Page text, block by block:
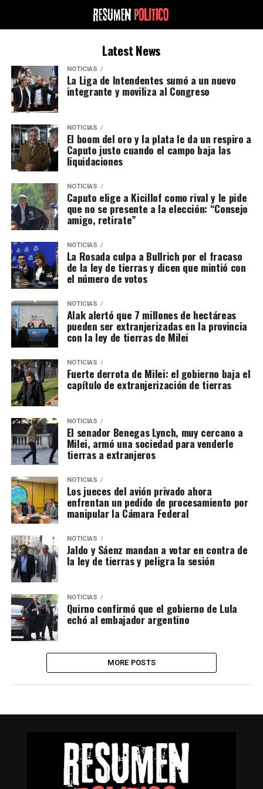
Latest News
NOTICIAS
La Liga de Intendentes sumó a un nuevo
integrante y moviliza al Congreso
NOTICIAS
El boom del oro y la plata le da un respiro a
Caputo justo cuando el campo baja las
liquidaciones
NOTICIAS
Caputo elige a Kicillof como rival y le pide
que no se presente a la elección: “Consejo
amigo, retirate”
NOTICIAS
La Rosada culpa a Bullrich por el fracaso
de la ley de tierras y dicen que mintió con
el número de votos
NOTICIAS
Alak alertó que 7 millones de hectáreas
pueden ser extranjerizadas en la provincia
con la ley de tierras de Milei
NOTICIAS
Fuerte derrota de Milei: el gobierno baja el
capítulo de extranjerización de tierras
NOTICIAS
El senador Benegas Lynch, muy cercano a
Milei, armó una sociedad para venderle
tierras a extranjeros
NOTICIAS
Los jueces del avión privado ahora
enfrentan un pedido de procesamiento por
manipular la Cámara Federal
NOTICIAS
Jaldo y Sáenz mandan a votar en contra de
la ley de tierras y peligra la sesión
NOTICIAS
Quirno confirmó que el gobierno de Lula
echó al embajador argentino
MORE POSTS